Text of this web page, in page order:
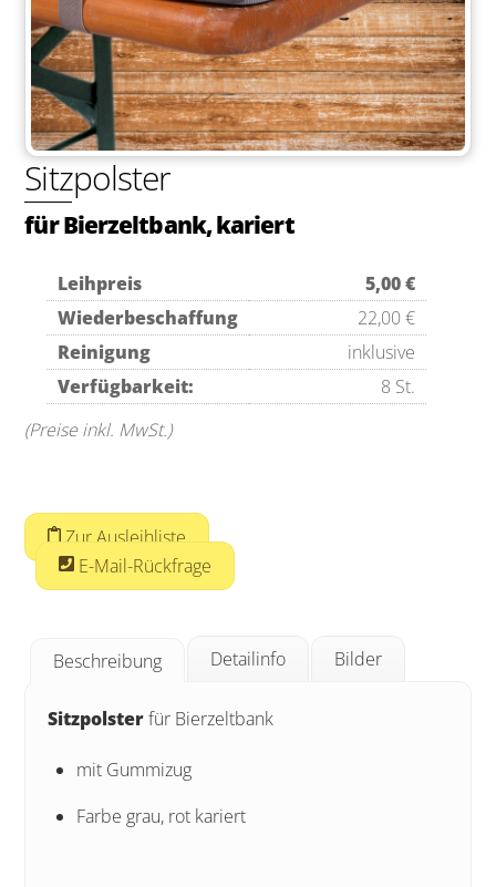
Sitzpolster
für Bierzeltbank, kariert
Leihpreis
5,00 €
Wiederbeschaffung
22,00 €
Reinigung
inklusive
Verfügbarkeit:
8 St.
(Preise inkl. MwSt.)
Zur Ausleihliste
E-Mail-Rückfrage
Beschreibung Detailinfo Bilder
Sitzpolsterfür Bierzeltbank
mit Gummizug
Farbe grau, rot kariert